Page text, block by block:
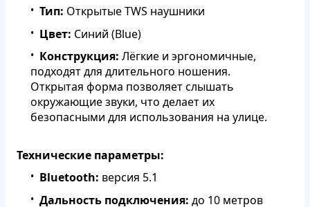
Тип: Открытые TWS наушники
Цвет: Синий (Blue)
Конструкция: Лёгкие и эргономичные,
подходят для длительного ношения.
Открытая форма позволяет слышать
окружающие звуки, что делает их
безопасными для использования на улице.
Технические параметры:
Bluetooth: версия 5.1
Дальность подключения: до 10 метров